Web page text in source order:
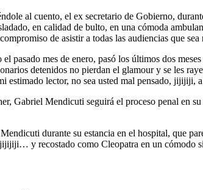
al cuento, el ex secretario de Gobierno,
en calidad de bulto, en una cómoda
de asistir a todas las audiencias que
pasado mes de enero, pasó los últimos dos
detenidos no pierdan el glamour y se les
lector, no sea usted mal pensado, jijijiji,
Gabriel Mendicuti seguirá el proceso penal en
durante su estancia en el hospital, que
y recostado como Cleopatra en un